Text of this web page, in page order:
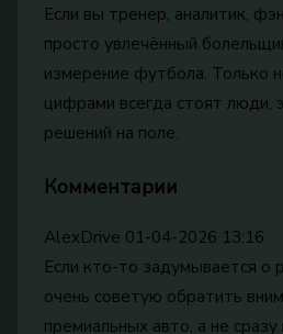
Если вы тренер, аналитик,
просто увлечённый
измерение футбола. Только
цифрами всегда стоят люди,
решений на поле.
Комментарии
AlexDrive 01-04-2026 13:16
Если кто-то задумывается о
очень советую обратить
премиальных авто, а не